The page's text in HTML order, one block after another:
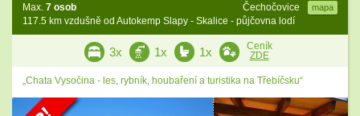
Čechočovice mapa
Max. 7 osob
117.5 km vzdušně od Autokemp Slapy - Skalice - půjčovna lodí
3x 1x 1x
Ceník
ZDE
„Chata Vysočina - les, rybník, houbaření a turistika na Třebíčsku“